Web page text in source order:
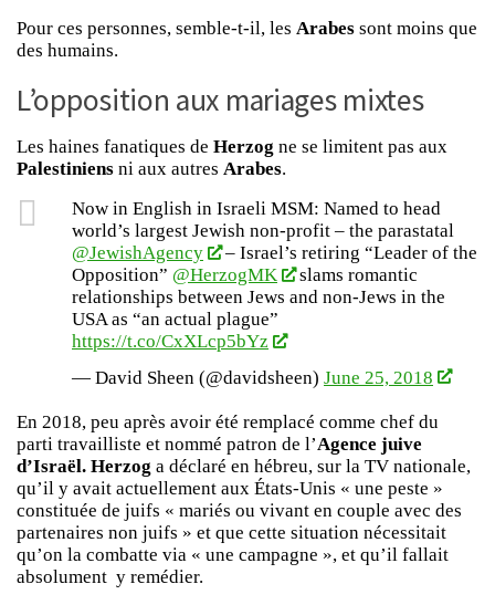
Pour ces personnes, semble-t-il, les Arabes sont moins que
des humains.
L’opposition aux mariages mixtes
Les haines fanatiques de Herzog ne se limitent pas aux
Palestiniens ni aux autres Arabes.
Now in English in Israeli MSM: Named to head
world’s largest Jewish non-profit – the parastatal
@JewishAgency
– Israel’s retiring “Leader of the
Opposition” @HerzogMK
slams romantic
relationships between Jews and non-Jews in the
USA as “an actual plague”
https://t.co/CxXLcp5bYz
— David Sheen (@davidsheen) June 25, 2018
En 2018, peu après avoir été remplacé comme chef du
parti travailliste et nommé patron de l’Agence juive
d’Israël. Herzog a déclaré en hébreu, sur la TV nationale,
qu’il y avait actuellement aux États-Unis « une peste »
constituée de juifs « mariés ou vivant en couple avec des
partenaires non juifs » et que cette situation nécessitait
qu’on la combatte via « une campagne », et qu’il fallait
absolument y remédier.